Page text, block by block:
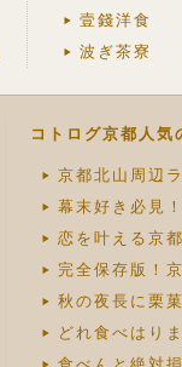
壹錢洋食
波ぎ茶寮
コトログ京都人気
京都北山周辺
幕末好き必見
恋を叶える京
完全保存版！
秋の夜長に栗
どれ食べはり